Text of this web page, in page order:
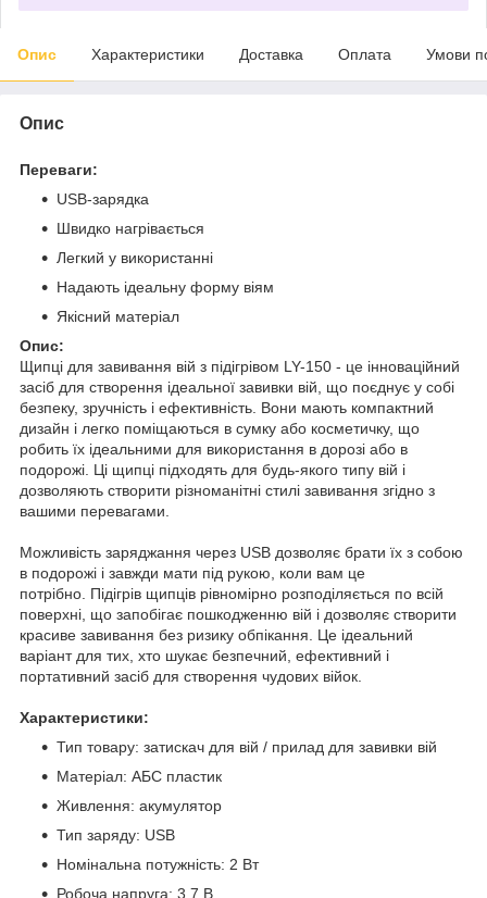
Опис Характеристики Доставка Оплата Умови
Опис
Переваги:
USB-зарядка
Швидко нагрівається
Легкий у використанні
Надають ідеальну форму віям
Якісний матеріал
Опис:
Щипці для завивання вій з підігрівом LY-150 - це інноваційний
засіб для створення ідеальної завивки вій, що поєднує у собі
безпеку, зручність і ефективність. Вони мають компактний
дизайн і легко поміщаються в сумку або косметичку, що
робить їх ідеальними для використання в дорозі або в
подорожі. Ці щипці підходять для будь-якого типу вій і
дозволяють створити різноманітні стилі завивання згідно з
вашими перевагами.
Можливість заряджання через USB дозволяє брати їх з собою
в подорожі і завжди мати під рукою, коли вам це
потрібно. Підігрів щипців рівномірно розподіляється по всій
поверхні, що запобігає пошкодженню вій і дозволяє створити
красиве завивання без ризику обпікання. Це ідеальний
варіант для тих, хто шукає безпечний, ефективний і
портативний засіб для створення чудових війок.
Характеристики:
Тип товару: затискач для вій / прилад для завивки вій
Матеріал: АБС пластик
Живлення: акумулятор
Тип заряду: USB
Номінальна потужність: 2 Вт
Робоча напруга: 3,7 В